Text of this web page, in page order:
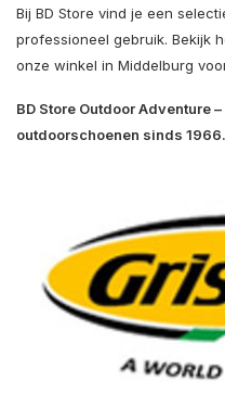
Bij BD Store vind je een
professioneel gebruik. Bekijk
onze winkel in Middelburg
BD Store Outdoor Adventure
outdoorschoenen sinds 1966.